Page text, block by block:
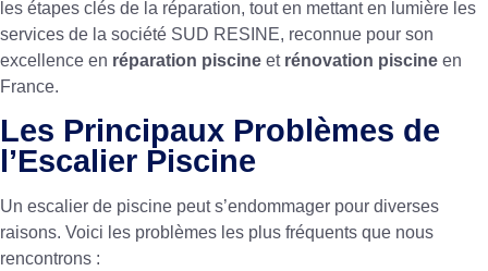
les étapes clés de la réparation, tout en mettant en lumière les
services de la société SUD RESINE, reconnue pour son
excellence en réparation piscine et rénovation piscine en
France.
Les Principaux Problèmes de
l’Escalier Piscine
Un escalier de piscine peut s’endommager pour diverses
raisons. Voici les problèmes les plus fréquents que nous
rencontrons :